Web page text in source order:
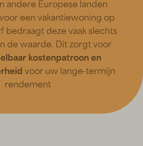
andere Europese landen
een vakantiewoning op
bedraagt deze vaak slechts
de waarde. Dit zorgt voor
kostenpatroon en
voor uw lange-termijn
rendement